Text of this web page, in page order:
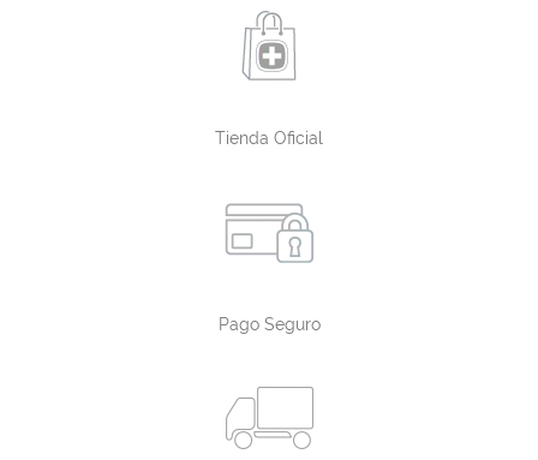
Tienda Oficial
Pago Seguro